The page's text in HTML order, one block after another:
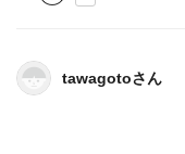
tawagotoさん